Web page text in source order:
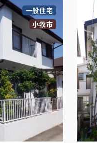
一般住宅
小牧市